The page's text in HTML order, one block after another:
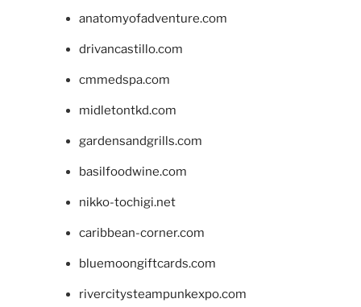
anatomyofadventure.com
drivancastillo.com
cmmedspa.com
midletontkd.com
gardensandgrills.com
basilfoodwine.com
nikko-tochigi.net
caribbean-corner.com
bluemoongiftcards.com
rivercitysteampunkexpo.com